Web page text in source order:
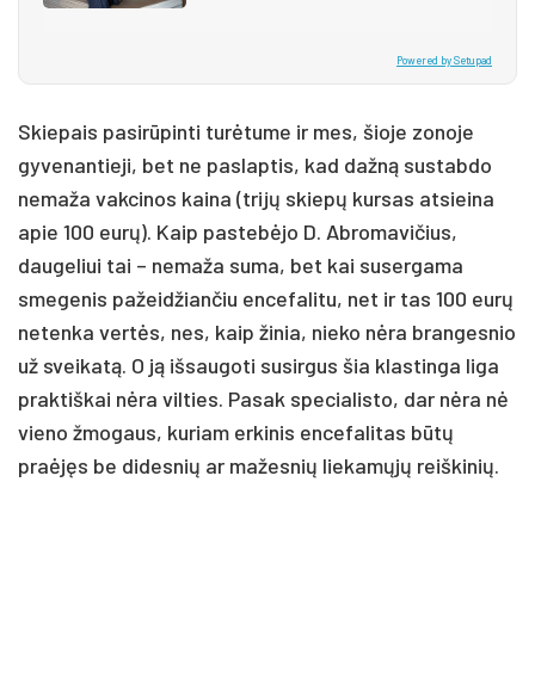
Powered by Setupad
Skiepais pasirūpinti turėtume ir mes, šioje zonoje
gyvenantieji, bet ne paslaptis, kad dažną sustabdo
nemaža vakcinos kaina (trijų skiepų kursas atsieina
apie 100 eurų). Kaip pastebėjo D. Abromavičius,
daugeliui tai – nemaža suma, bet kai susergama
smegenis pažeidžiančiu encefalitu, net ir tas 100 eurų
netenka vertės, nes, kaip žinia, nieko nėra brangesnio
už sveikatą. O ją išsaugoti susirgus šia klastinga liga
praktiškai nėra vilties. Pasak specialisto, dar nėra nė
vieno žmogaus, kuriam erkinis encefalitas būtų
praėjęs be didesnių ar mažesnių liekamųjų reiškinių.